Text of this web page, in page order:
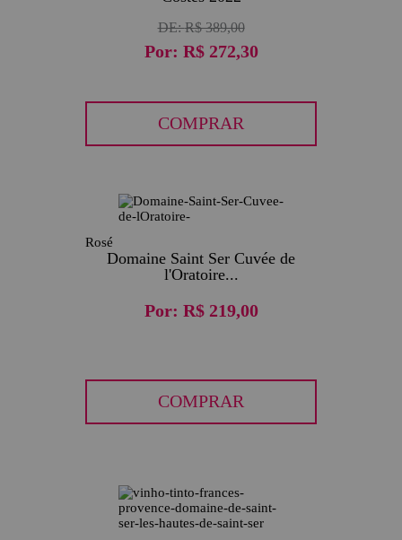
DE:R$ 389,00
Por: R$ 272,30
COMPRAR
Rosé
Domaine Saint Ser Cuvée de
l'Oratoire...
Por: R$ 219,00
COMPRAR